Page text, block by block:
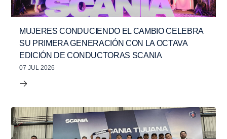
MUJERES CONDUCIENDO EL CAMBIO CELEBRA
SU PRIMERA GENERACIÓN CON LA OCTAVA
EDICIÓN DE CONDUCTORAS SCANIA
07 JUL 2026